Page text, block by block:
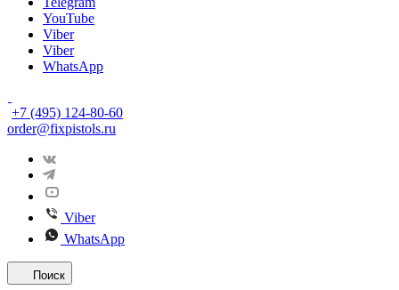
YouTube
Viber
Viber
WhatsApp
+7 (495) 124-80-60
order@fixpistols.ru
Viber
WhatsApp
Поиск